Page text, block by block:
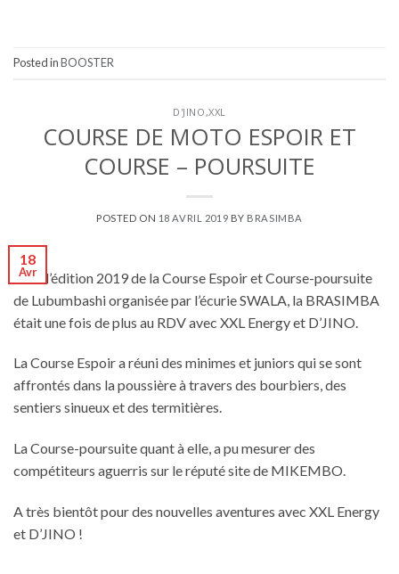
Posted inBOOSTER
D'JINO ,XXL
COURSE DE MOTO ESPOIR ET
COURSE – POURSUITE
POSTED ON 18 AVRIL 2019 BY BRASIMBA
18
Avr
Pour l’édition 2019 de la Course Espoir et Course-poursuite
de Lubumbashi organisée par l’écurie SWALA, la BRASIMBA
était une fois de plus au RDV avec XXL Energy et D’JINO.
La Course Espoir a réuni des minimes et juniors qui se sont
affrontés dans la poussière à travers des bourbiers, des
sentiers sinueux et des termitières.
La Course-poursuite quant à elle, a pu mesurer des
compétiteurs aguerris sur le réputé site de MIKEMBO.
A très bientôt pour des nouvelles aventures avec XXL Energy
et D’JINO !